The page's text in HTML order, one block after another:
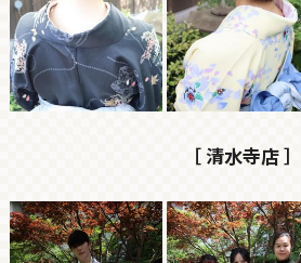
［ 清水寺店 ］